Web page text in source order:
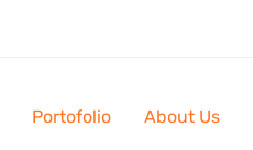
Portofolio About Us